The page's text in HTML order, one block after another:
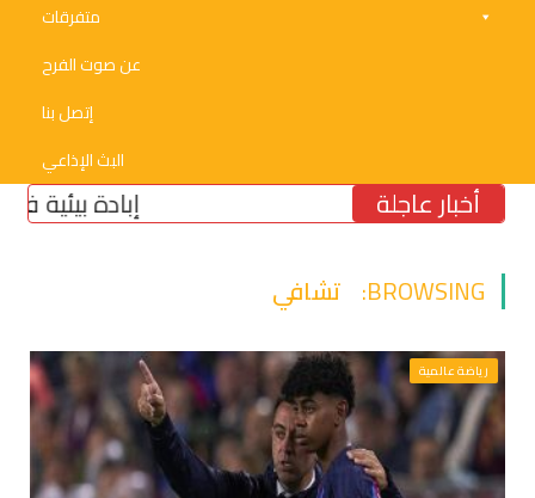
متفرقات
عن صوت الفرح
إتصل بنا
البث الإذاعي
أخبار عاجلة إبادة بيئية في
BROWSING: تشافي
رياضة عالمية